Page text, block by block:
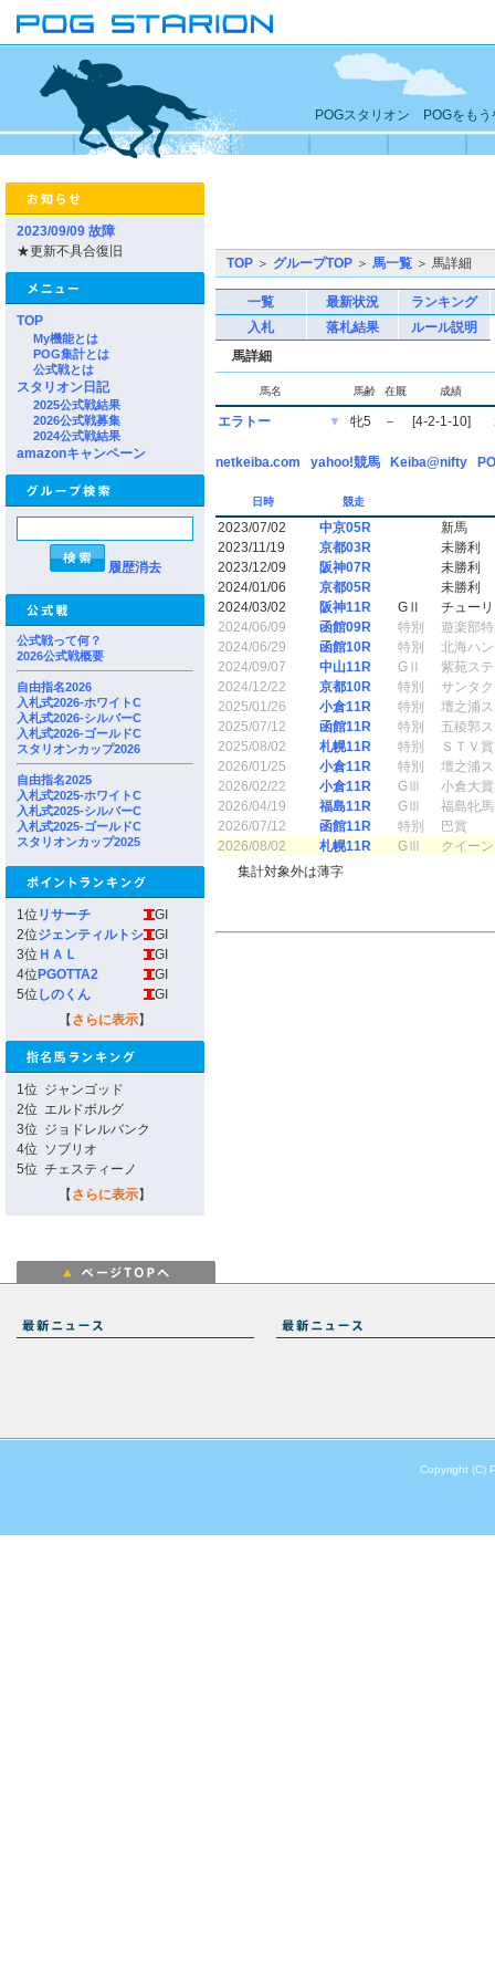
POGスタリオン POGをもう
2023/09/09 故障
★更新不具合復旧
TOP
My機能とは
POG集計とは
公式戦とは
スタリオン日記
2025公式戦結果
2026公式戦募集
2024公式戦結果
amazonキャンペーン
履歴消去
公式戦って何？
2026公式戦概要
自由指名2026
入札式2026-ホワイトC
入札式2026-シルバーC
入札式2026-ゴールドC
スタリオンカップ2026
自由指名2025
入札式2025-ホワイトC
入札式2025-シルバーC
入札式2025-ゴールドC
スタリオンカップ2025
1位 リサーチ
GI
2位ジェンティルトシ
GI
3位 ＨＡＬ
GI
4位 PGOTTA2
GI
5位 しのくん
GI
【 さらに表示】
1位 ジャンゴッド
2位 エルドボルグ
3位 ジョドレルバンク
4位 ソブリオ
5位 チェスティーノ
【 さらに表示】
TOP ＞ グループTOP ＞ 馬一覧 ＞ 馬詳細
一覧 最新状況
ランキング
入札
落札結果
ルール説明
馬詳細
馬名 馬齢 在厩 成績
エラトー ▼ 牝5 － [4-2-1-10]
netkeiba.com yahoo!競馬 Keiba@nifty
日時 競走
2023/07/02 中京05R
新馬
2023/11/19
京都03R
未勝利
2023/12/09
阪神07R
未勝利
2024/01/06
京都05R
未勝利
2024/03/02
阪神11R GⅡ
チュー
2024/06/09
函館09R 特別
遊楽部
2024/06/29
函館10R 特別
北海ハ
2024/09/07
中山11R GⅡ
紫苑ス
2024/12/22
京都10R 特別
サンタ
2025/01/26
小倉11R 特別
壇之浦
2025/07/12
函館11R 特別
五稜郭
2025/08/02
札幌11R 特別
ＳＴＶ賞
2026/01/25
小倉11R 特別
壇之浦
2026/02/22
小倉11R GⅢ
小倉大
2026/04/19
福島11R GⅢ
福島牝
2026/07/12
函館11R 特別
巴賞
2026/08/02
札幌11R GⅢ
クイー
集計対象外は薄字
Copyright (C)